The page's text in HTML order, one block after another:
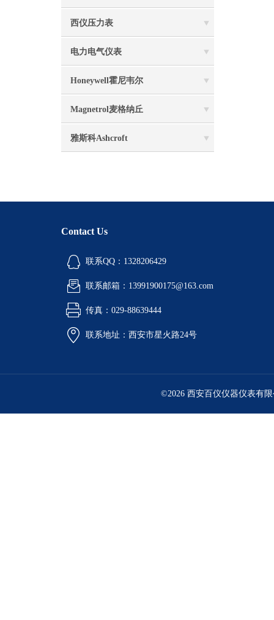
西仪压力表
电力电气仪表
Honeywell霍尼韦尔
Magnetrol麦格纳丘
雅斯科Ashcroft
Contact Us
联系QQ：1328206429
联系邮箱：13991900175@163.com
传真：029-88639444
联系地址：西安市星火路24号
©2026 西安百仪仪器仪表有